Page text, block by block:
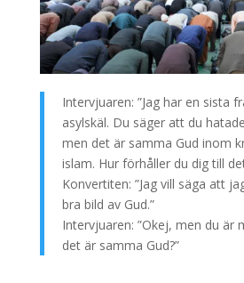
Intervjuaren: ”Jag har en sista
asylskäl. Du säger att du
men det är samma Gud inom
islam. Hur förhåller du dig till
Konvertiten: ”Jag vill säga att
bra bild av Gud.”
Intervjuaren: ”Okej, men du är
det är samma Gud?”